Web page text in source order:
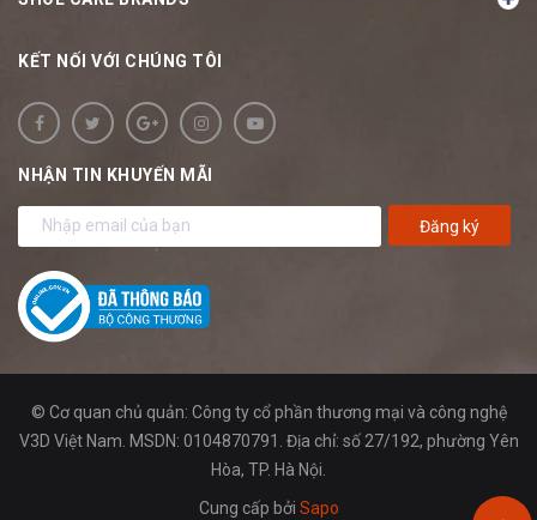
KẾT NỐI VỚI CHÚNG TÔI
NHẬN TIN KHUYẾN MÃI
Đăng ký
© Cơ quan chủ quản: Công ty cổ phần thương mại và công nghệ
V3D Việt Nam. MSDN: 0104870791. Địa chỉ: số 27/192, phường Yên
Hòa, TP. Hà Nội.
Cung cấp bởi Sapo